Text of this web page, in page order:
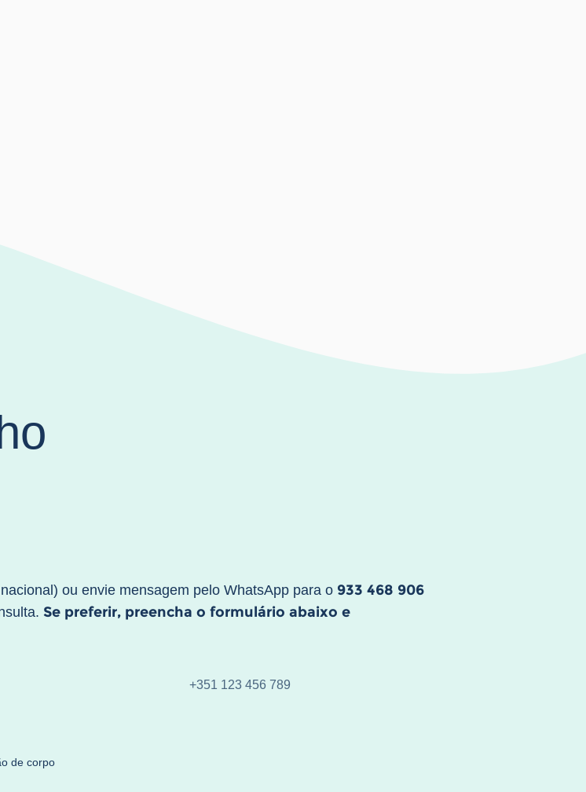
ou envie mensagem pelo WhatsApp para o 933 468 906
Se preferir, preencha o formulário abaixo e
de corpo